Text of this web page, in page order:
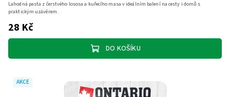
28 Kč
DO KOŠÍKU
Lahodná pasta z čerstvého lososa a kuřecího masa v ideálním balení na cesty i domů s
praktickým uzávěrem.
AKCE